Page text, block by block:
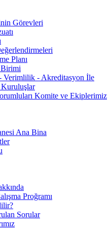
Görevleri
Planı
Verimlilik - Akreditasyon İle
Komite ve Ekiplerimiz
Ana Bina
Proğramı
Sorular